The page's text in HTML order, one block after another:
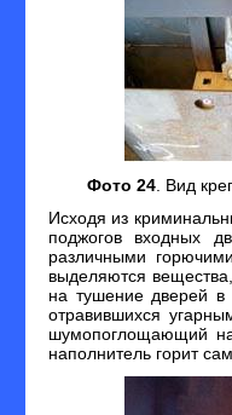
Фото 24. Вид
Исходя из
поджогов входных
различными
выделяются
на тушение дверей в
отравившихся
шумопоглощающий
наполнитель горит